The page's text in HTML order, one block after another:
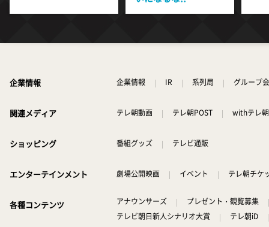
企業情報 企業情報 IR 系列局 グループ
関連メディア テレ朝動画 テレ朝POST withテレ朝
ショッピング 番組グッズ テレビ通販
エンターテインメント 劇場公開映画 イベント テレ朝チケ
各種コンテンツ アナウンサーズ
プレゼント・観覧募集
テレビ朝日新人シナリオ大賞
テレ朝iD